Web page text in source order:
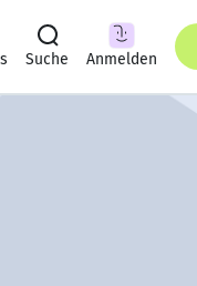
Suche Anmelden